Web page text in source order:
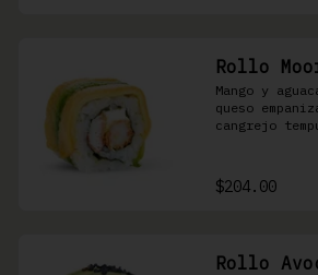
Rollo
Mango y
queso
cangrejo
$204.00
Rollo